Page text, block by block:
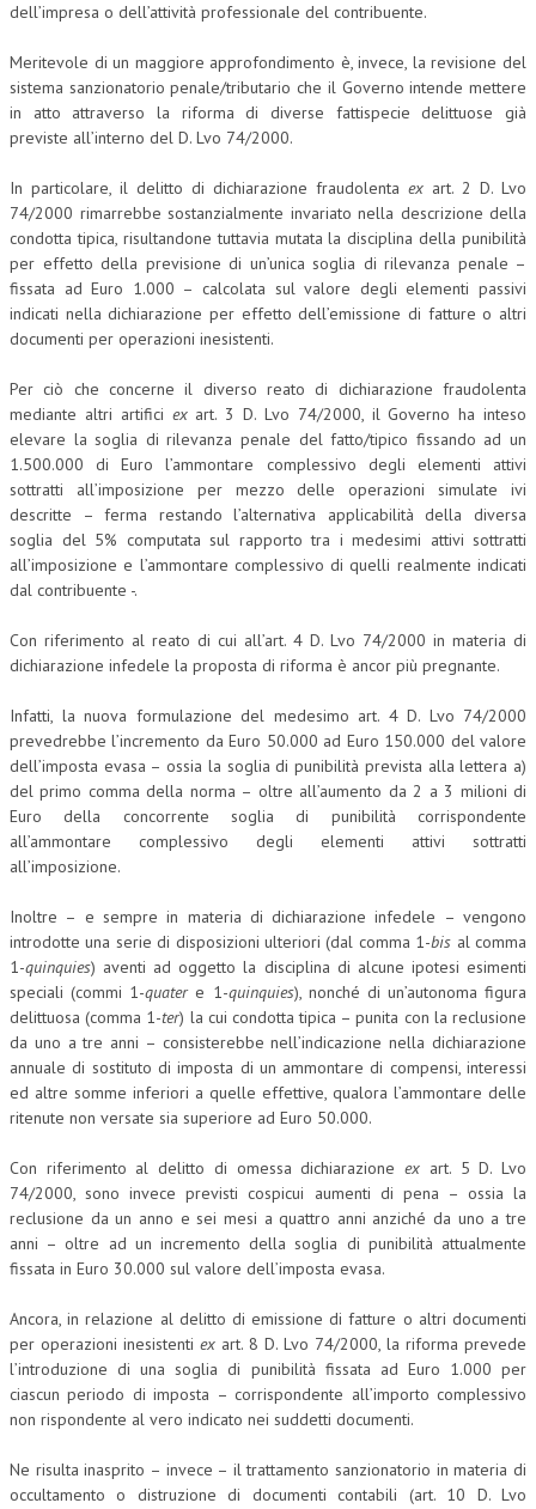
DIRITTO DEL LAVORO
DIRITTO DEL WEB
CRIMINOLOGIA E CRIMINALISTICA
SICUREZZA SUL LAVORO
FISCO
DIRITTO TRIBUTARIO
FISCALITÀ INTERNAZIONALE
CRIMINOLOGIA TRIBUTARIA
CFC E PARADISI FISCALI
TRANSFER PRICING
AMMINISTRATIVA
GIURISPRUDENZA
COSTITUZIONALE
CIVILE
TRIBUTARIA
PENALE
NEWS
ARCHIVIO EVENTI (FINO AL 2022)
BOLLETTINO FINANZIAMENTI
TELEGRAM
MANUALI E MONOGRAFIE
TESI DI LAUREA
INVITI E PROMOZIONI
dell’impresa o dell’attività professionale del contribuente.
Meritevole di un maggiore approfondimento è, invece, la revisione del
sistema sanzionatorio penale/tributario che il Governo intende mettere
in atto attraverso la riforma di diverse fattispecie delittuose già
previste all’interno del D. Lvo 74/2000.
In particolare, il delitto di dichiarazione fraudolenta ex art. 2 D. Lvo
74/2000 rimarrebbe sostanzialmente invariato nella descrizione della
condotta tipica, risultandone tuttavia mutata la disciplina della punibilità
per effetto della previsione di un’unica soglia di rilevanza penale –
fissata ad Euro 1.000 – calcolata sul valore degli elementi passivi
indicati nella dichiarazione per effetto dell’emissione di fatture o altri
documenti per operazioni inesistenti.
Per ciò che concerne il diverso reato di dichiarazione fraudolenta
mediante altri artifici ex art. 3 D. Lvo 74/2000, il Governo ha inteso
elevare la soglia di rilevanza penale del fatto/tipico fissando ad un
1.500.000 di Euro l’ammontare complessivo degli elementi attivi
sottratti all’imposizione per mezzo delle operazioni simulate ivi
descritte – ferma restando l’alternativa applicabilità della diversa
soglia del 5% computata sul rapporto tra i medesimi attivi sottratti
all’imposizione e l’ammontare complessivo di quelli realmente indicati
dal contribuente -.
Con riferimento al reato di cui all’art. 4 D. Lvo 74/2000 in materia di
dichiarazione infedele la proposta di riforma è ancor più pregnante.
Infatti, la nuova formulazione del medesimo art. 4 D. Lvo 74/2000
prevedrebbe l’incremento da Euro 50.000 ad Euro 150.000 del valore
dell’imposta evasa – ossia la soglia di punibilità prevista alla lettera a)
del primo comma della norma – oltre all’aumento da 2 a 3 milioni di
Euro della concorrente soglia di punibilità corrispondente
all’ammontare complessivo degli elementi attivi sottratti
all’imposizione.
Inoltre – e sempre in materia di dichiarazione infedele – vengono
introdotte una serie di disposizioni ulteriori (dal comma 1-bis al comma
1-quinquies) aventi ad oggetto la disciplina di alcune ipotesi esimenti
speciali (commi 1-quatere 1-quinquies), nonché di un’autonoma figura
delittuosa (comma 1-ter) la cui condotta tipica – punita con la reclusione
da uno a tre anni – consisterebbe nell’indicazione nella dichiarazione
annuale di sostituto di imposta di un ammontare di compensi, interessi
ed altre somme inferiori a quelle effettive, qualora l’ammontare delle
ritenute non versate sia superiore ad Euro 50.000.
Con riferimento al delitto di omessa dichiarazioneex art. 5 D. Lvo
74/2000, sono invece previsti cospicui aumenti di pena – ossia la
reclusione da un anno e sei mesi a quattro anni anziché da uno a tre
anni – oltre ad un incremento della soglia di punibilità attualmente
fissata in Euro 30.000 sul valore dell’imposta evasa.
Ancora, in relazione al delitto di emissione di fatture o altri documenti
per operazioni inesistenti ex art. 8 D. Lvo 74/2000, la riforma prevede
l’introduzione di una soglia di punibilità fissata ad Euro 1.000 per
ciascun periodo di imposta – corrispondente all’importo complessivo
non rispondente al vero indicato nei suddetti documenti.
Ne risulta inasprito – invece – il trattamento sanzionatorio in materia di
occultamento o distruzione di documenti contabili (art. 10 D. Lvo